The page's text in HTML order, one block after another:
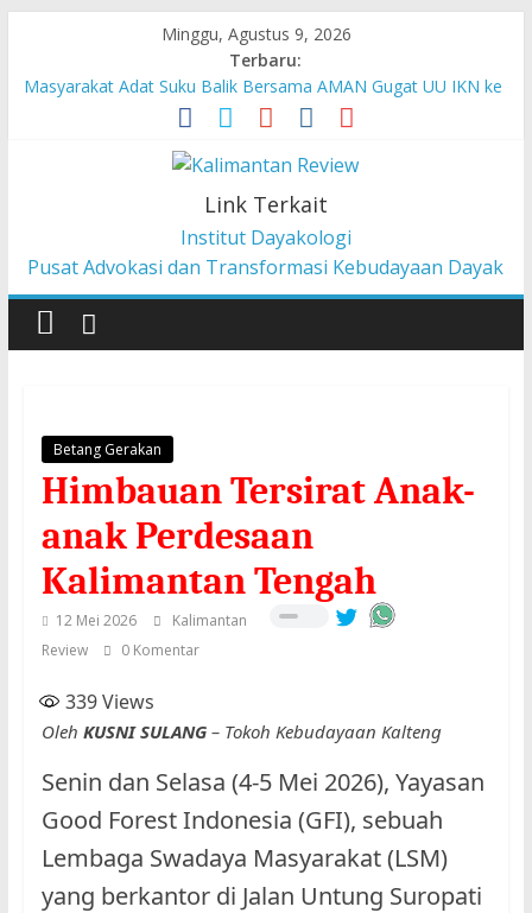
Minggu, Agustus 9, 2026
Terbaru:
Masyarakat Adat Suku Balik Bersama AMAN Gugat UU IKN ke
Mahkamah Konstitusi
Ruang Hidup Dayak Iban
Pembangunan Berbasis Budaya Masyarakat Adat: Pelajaran
dari CU à la Gerakan Pemberdayaan Pancur Kasih
Liawandira: Menenun Masa Depan Dayak Iban dari Lauk
Rugun, Ketemenggungan Jalai Lintang
Sekilas Tentang Struktur Lembaga Adat Dayak Kanayatn di
Binua Kaca’
Link Terkait
Institut Dayakologi
Pusat Advokasi dan Transformasi Kebudayaan Dayak
Betang Gerakan
Himbauan Tersirat Anak-
anak Perdesaan
Kalimantan Tengah
12 Mei 2026
Kalimantan
Review
0 Komentar
339Views
Oleh KUSNI SULANG– Tokoh Kebudayaan Kalteng
Senin dan Selasa (4-5 Mei 2026), Yayasan
Good Forest Indonesia (GFI), sebuah
Lembaga Swadaya Masyarakat (LSM)
yang berkantor di Jalan Untung Suropati